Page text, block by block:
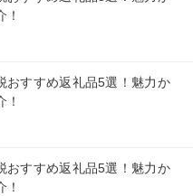
おすすめ返礼品5選！魅力か
おすすめ返礼品5選！魅力か